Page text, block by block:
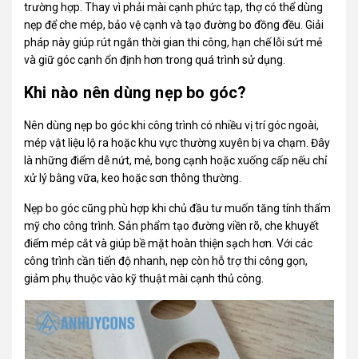
trường hợp. Thay vì phải mài cạnh phức tạp, thợ có thể dùng
nẹp để che mép, bảo vệ cạnh và tạo đường bo đồng đều. Giải
pháp này giúp rút ngắn thời gian thi công, hạn chế lỗi sứt mẻ
và giữ góc cạnh ổn định hơn trong quá trình sử dụng.
Khi nào nên dùng nẹp bo góc?
Nên dùng nẹp bo góc khi công trình có nhiều vị trí góc ngoài,
mép vật liệu lộ ra hoặc khu vực thường xuyên bị va chạm. Đây
là những điểm dễ nứt, mẻ, bong cạnh hoặc xuống cấp nếu chỉ
xử lý bằng vữa, keo hoặc sơn thông thường.
Nẹp bo góc cũng phù hợp khi chủ đầu tư muốn tăng tính thẩm
mỹ cho công trình. Sản phẩm tạo đường viền rõ, che khuyết
điểm mép cắt và giúp bề mặt hoàn thiện sạch hơn. Với các
công trình cần tiến độ nhanh, nẹp còn hỗ trợ thi công gọn,
giảm phụ thuộc vào kỹ thuật mài cạnh thủ công.